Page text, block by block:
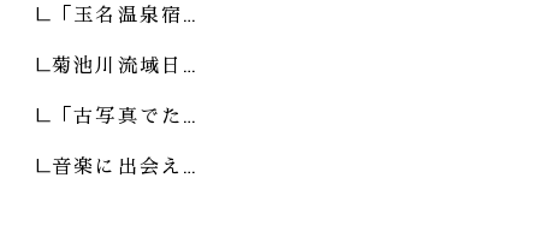
「玉名温泉宿…
菊池川流域日…
「古写真でた…
音楽に出会え…